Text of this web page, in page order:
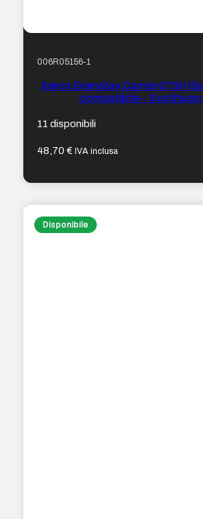
006R05156-1
Xerox Everyday Canon 075H
compatibile –
11 disponibili
48,70€ IVA inclusa
Disponibile